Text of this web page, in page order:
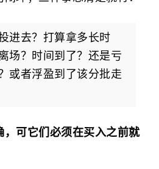
进去？打算拿多长时
场？时间到了？还是亏
或者浮盈到了该分批走
，可它们必须在买入之前就